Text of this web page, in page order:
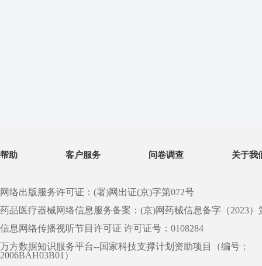
帮助 客户服务 问卷调查 关于我
网络出版服务许可证：(署)网出证(京)字第072号
药品医疗器械网络信息服务备案：(京)网药械信息备字（2023）
信息网络传播视听节目许可证 许可证号：0108284
万方数据知识服务平台--国家科技支撑计划资助项目（编号：
2006BAH03B01）